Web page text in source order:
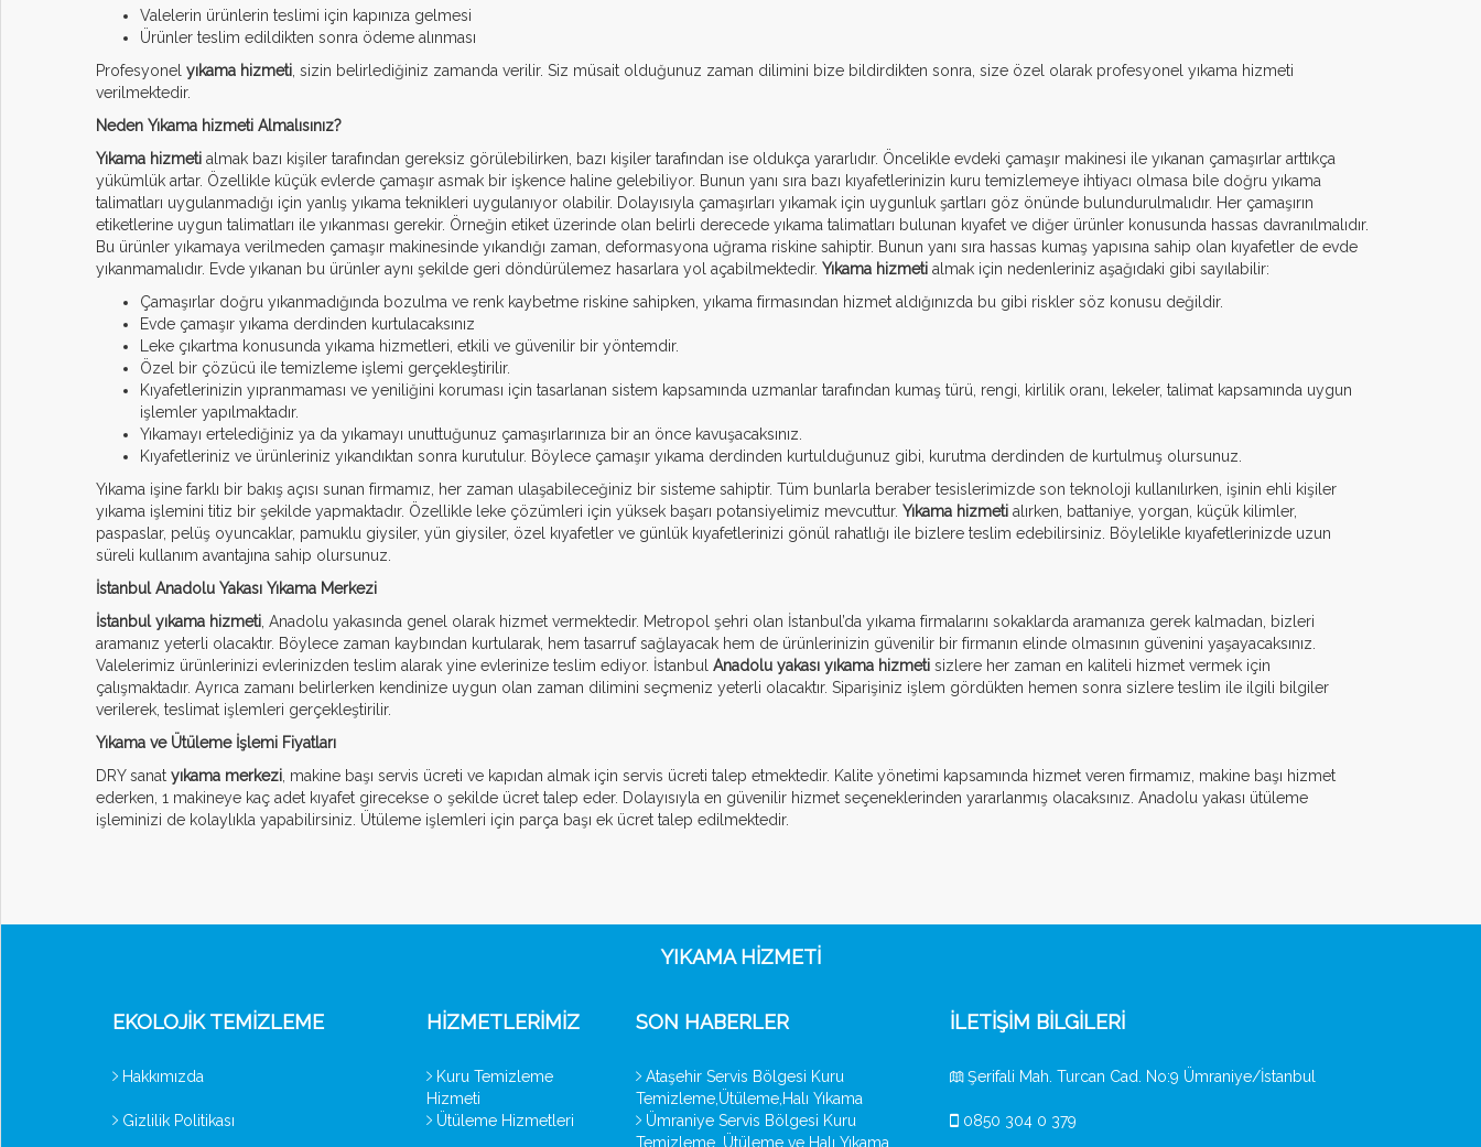
Valelerin ürünlerin teslimi için kapınıza gelmesi
Ürünler teslim edildikten sonra ödeme alınması
Profesyonel yıkama hizmeti , sizin belirlediğiniz zamanda verilir. Siz müsait olduğunuz zaman dilimini bize bildirdikten sonra, size özel olarak profesyonel yıkama hizmeti
verilmektedir.
Neden Yıkama hizmeti Almalısınız?
Yıkama hizmeti almak bazı kişiler tarafından gereksiz görülebilirken, bazı kişiler tarafından ise oldukça yararlıdır. Öncelikle evdeki çamaşır makinesi ile yıkanan çamaşırlar arttıkça
yükümlük artar. Özellikle küçük evlerde çamaşır asmak bir işkence haline gelebiliyor. Bunun yanı sıra bazı kıyafetlerinizin kuru temizlemeye ihtiyacı olmasa bile doğru yıkama
talimatları uygulanmadığı için yanlış yıkama teknikleri uygulanıyor olabilir. Dolayısıyla çamaşırları yıkamak için uygunluk şartları göz önünde bulundurulmalıdır. Her çamaşırın
etiketlerine uygun talimatları ile yıkanması gerekir. Örneğin etiket üzerinde olan belirli derecede yıkama talimatları bulunan kıyafet ve diğer ürünler konusunda hassas davranılmalıdır.
Bu ürünler yıkamaya verilmeden çamaşır makinesinde yıkandığı zaman, deformasyona uğrama riskine sahiptir. Bunun yanı sıra hassas kumaş yapısına sahip olan kıyafetler de evde
yıkanmamalıdır. Evde yıkanan bu ürünler aynı şekilde geri döndürülemez hasarlara yol açabilmektedir. Yıkama hizmeti almak için nedenleriniz aşağıdaki gibi sayılabilir:
Çamaşırlar doğru yıkanmadığında bozulma ve renk kaybetme riskine sahipken, yıkama firmasından hizmet aldığınızda bu gibi riskler söz konusu değildir.
Evde çamaşır yıkama derdinden kurtulacaksınız
Leke çıkartma konusunda yıkama hizmetleri, etkili ve güvenilir bir yöntemdir.
Özel bir çözücü ile temizleme işlemi gerçekleştirilir.
Kıyafetlerinizin yıpranmaması ve yeniliğini koruması için tasarlanan sistem kapsamında uzmanlar tarafından kumaş türü, rengi, kirlilik oranı, lekeler, talimat kapsamında uygun
işlemler yapılmaktadır.
Yıkamayı ertelediğiniz ya da yıkamayı unuttuğunuz çamaşırlarınıza bir an önce kavuşacaksınız.
Kıyafetleriniz ve ürünleriniz yıkandıktan sonra kurutulur. Böylece çamaşır yıkama derdinden kurtulduğunuz gibi, kurutma derdinden de kurtulmuş olursunuz.
Yıkama işine farklı bir bakış açısı sunan firmamız, her zaman ulaşabileceğiniz bir sisteme sahiptir. Tüm bunlarla beraber tesislerimizde son teknoloji kullanılırken, işinin ehli kişiler
yıkama işlemini titiz bir şekilde yapmaktadır. Özellikle leke çözümleri için yüksek başarı potansiyelimiz mevcuttur. Yıkama hizmeti alırken, battaniye, yorgan, küçük kilimler,
paspaslar, pelüş oyuncaklar, pamuklu giysiler, yün giysiler, özel kıyafetler ve günlük kıyafetlerinizi gönül rahatlığı ile bizlere teslim edebilirsiniz. Böylelikle kıyafetlerinizde uzun
süreli kullanım avantajına sahip olursunuz.
İstanbul Anadolu Yakası Yıkama Merkezi
İstanbul yıkama hizmeti , Anadolu yakasında genel olarak hizmet vermektedir. Metropol şehri olan İstanbul’da yıkama firmalarını sokaklarda aramanıza gerek kalmadan, bizleri
aramanız yeterli olacaktır. Böylece zaman kaybından kurtularak, hem tasarruf sağlayacak hem de ürünlerinizin güvenilir bir firmanın elinde olmasının güvenini yaşayacaksınız.
Valelerimiz ürünlerinizi evlerinizden teslim alarak yine evlerinize teslim ediyor. İstanbul Anadolu yakası yıkama hizmeti sizlere her zaman en kaliteli hizmet vermek için
çalışmaktadır. Ayrıca zamanı belirlerken kendinize uygun olan zaman dilimini seçmeniz yeterli olacaktır. Siparişiniz işlem gördükten hemen sonra sizlere teslim ile ilgili bilgiler
verilerek, teslimat işlemleri gerçekleştirilir.
Yıkama ve Ütüleme İşlemi Fiyatları
DRY sanat yıkama merkezi , makine başı servis ücreti ve kapıdan almak için servis ücreti talep etmektedir. Kalite yönetimi kapsamında hizmet veren firmamız, makine başı hizmet
ederken, 1 makineye kaç adet kıyafet girecekse o şekilde ücret talep eder. Dolayısıyla en güvenilir hizmet seçeneklerinden yararlanmış olacaksınız. Anadolu yakası ütüleme
işleminizi de kolaylıkla yapabilirsiniz. Ütüleme işlemleri için parça başı ek ücret talep edilmektedir.
YIKAMA HIZMETI
EKOLOJIK TEMIZLEME
Hakkımızda
Gizlilik Politikası
HIZMETLERIMIZ
Kuru Temizleme
Hizmeti
Ütüleme Hizmetleri
SON HABERLER
Ataşehir Servis Bölgesi Kuru
Temizleme,Ütüleme,Halı Yıkama
Ümraniye Servis Bölgesi Kuru
Temizleme, Ütüleme ve Halı Yıkama
İLETİŞİM BİLGİLERİ
Şerifali Mah. Turcan Cad. No:9 Ümraniye/İstanbul
0850 304 0 379